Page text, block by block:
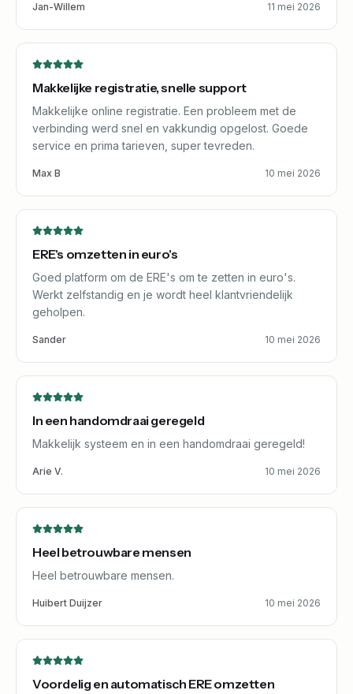
Jan-Willem 11 mei 2026
Makkelijke registratie, snelle support
Makkelijke online registratie. Een probleem met de
verbinding werd snel en vakkundig opgelost. Goede
service en prima tarieven, super tevreden.
Max B 10 mei 2026
ERE's omzetten in euro's
Goed platform om de ERE's om te zetten in euro's.
Werkt zelfstandig en je wordt heel klantvriendelijk
geholpen.
Sander 10 mei 2026
In een handomdraai geregeld
Makkelijk systeem en in een handomdraai geregeld!
Arie V. 10 mei 2026
Heel betrouwbare mensen
Heel betrouwbare mensen.
Huibert Duijzer 10 mei 2026
Voordelig en automatisch ERE omzetten